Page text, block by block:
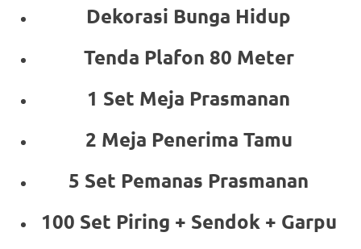
Dekorasi Bunga Hidup
Tenda Plafon 80 Meter
1 Set Meja Prasmanan
2 Meja Penerima Tamu
5 Set Pemanas Prasmanan
100 Set Piring + Sendok + Garpu